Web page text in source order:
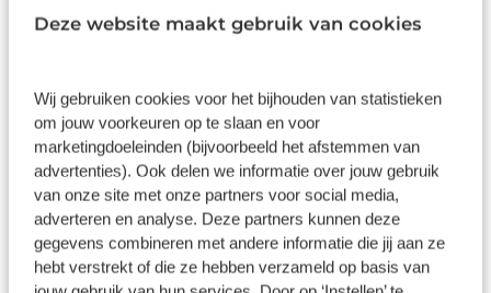
Deze website maakt gebruik van cookies
Wij gebruiken cookies voor het bijhouden van statistieken
om jouw voorkeuren op te slaan en voor
marketingdoeleinden (bijvoorbeeld het afstemmen van
advertenties). Ook delen we informatie over jouw gebruik
van onze site met onze partners voor social media,
adverteren en analyse. Deze partners kunnen deze
gegevens combineren met andere informatie die jij aan ze
hebt verstrekt of die ze hebben verzameld op basis van
€ 6.499,00
Items per pagina:
Urban Arrow FamilyNext specificaties